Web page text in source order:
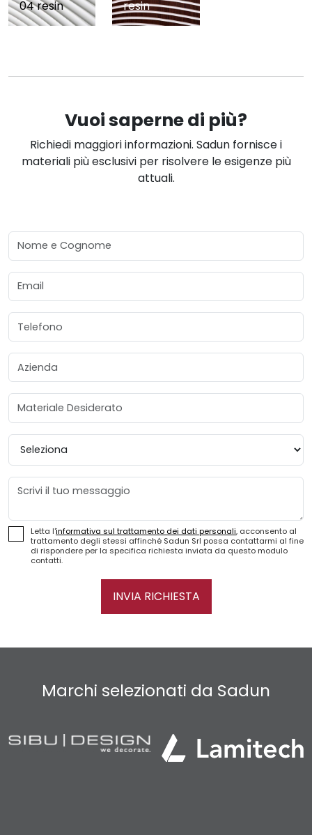
04 resin
resin
Vuoi saperne di più?
Richiedi maggiori informazioni. Sadun fornisce i
materiali più esclusivi per risolvere le esigenze più
attuali.
Nome e Cognome
Email
Telefono
Azienda
Materiale Desiderato
Provincia
Messaggio
Letta l'informativa sul trattamento dei dati personali, acconsento al
trattamento degli stessi affinché Sadun Srl possa contattarmi al fine
di rispondere per la specifica richiesta inviata da questo modulo
contatti.
INVIA RICHIESTA
Marchi selezionati da Sadun